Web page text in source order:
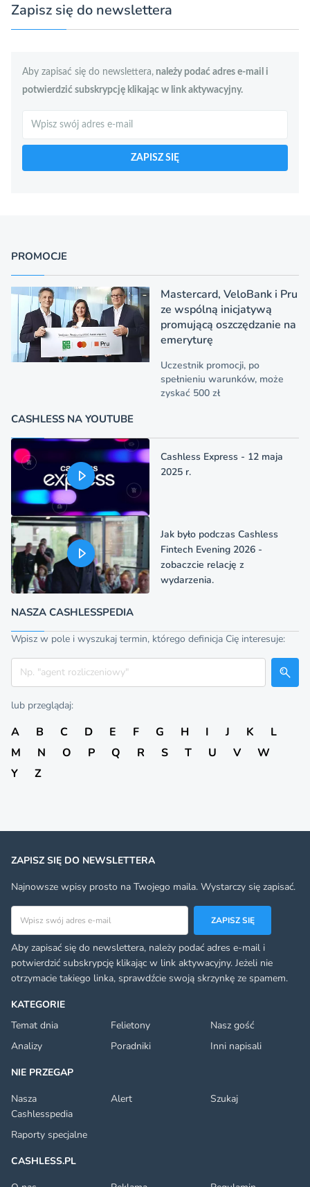
Zapisz się do newslettera
Aby zapisać się do newslettera, należy podać adres e-mail i
potwierdzić subskrypcję klikając w link aktywacyjny.
Szukaj
ZAPISZ SIĘ
PROMOCJE
Mastercard, VeloBank i Pru
ze wspólną inicjatywą
promującą oszczędzanie na
emeryturę
Uczestnik promocji, po
spełnieniu warunków, może
zyskać 500 zł
CASHLESS NA YOUTUBE
Cashless Express - 12 maja
2025 r.
Jak było podczas Cashless
Fintech Evening 2026 -
zobaczcie relację z
wydarzenia.
NASZA CASHLESSPEDIA
Wpisz w pole i wyszukaj termin, którego definicja Cię interesuje:
Szukaj
lub przeglądaj:
A B C D E F G H I J K
L
M
N O P Q R S T U V
W
Y
Z
KATEGORIE
Temat dnia
Felietony
Nasz gość
Analizy
Poradniki
Inni napisali
NIE PRZEGAP
Nasza
Cashlesspedia
Alert Szukaj
Raporty specjalne
CASHLESS.PL
ZAPISZ SIĘ DO NEWSLETTERA
Najnowsze wpisy prosto na Twojego maila. Wystarczy się zapisać.
ZAPISZ SIĘ
Aby zapisać się do newslettera, należy podać adres e-mail i
potwierdzić subskrypcję klikając w link aktywacyjny. Jeżeli nie
otrzymacie takiego linka, sprawdźcie swoją skrzynkę ze spamem.